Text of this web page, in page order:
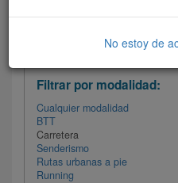
Filtrar las rutas
Filtrar por modalidad:
Cualquier modalidad
BTT
Carretera
Senderismo
Rutas urbanas a pie
Running
No estoy de